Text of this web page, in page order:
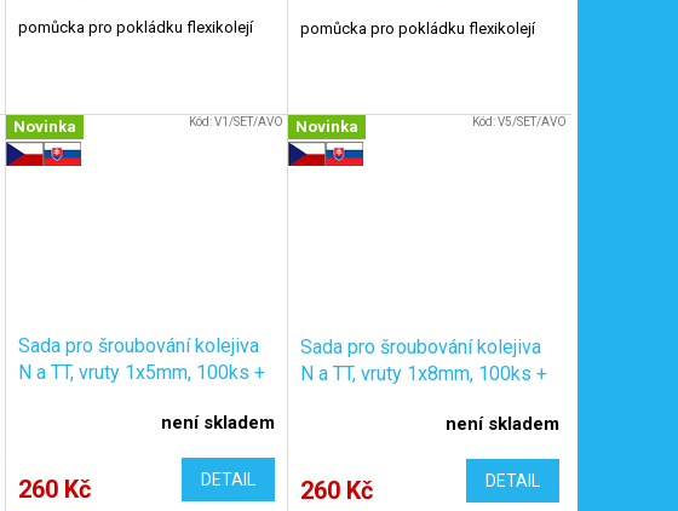
pomůcka pro pokládku flexikolejí pomůcka pro pokládku flexikolejí
Novinka
Sada pro šroubování kolejiva
N a TT, vruty 1x5mm, 100ks +
není skladem
260 Kč DETAIL
Kód:V1/SET/AVO Novinka
Sada pro šroubování kolejiva
N a TT, vruty 1x8mm, 100ks +
není skladem
260 Kč DETAIL
Kód:V5/SET/AVO